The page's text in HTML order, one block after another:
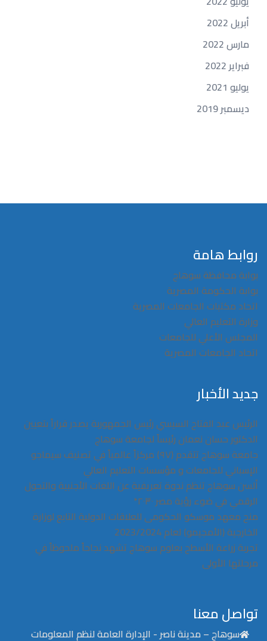
أبريل 2022
مارس 2022
فبراير 2022
يوليو 2021
ديسمبر 2019
روابط هامة
بوابة محافظة سوهاج
بوابة الحكومة المصرية
اتحاد مكتبات الجامعات المصرية
وزارة التعليم العالي
المجلس الأعلي للجامعات
اتحاد الجامعات المصرية
جديد الأخبار
الرئيس عبد الفتاح السيسي رئيس الجمهوربة يصدر قراراً بتعيين
الدكتور حسان نعمان رئيساً لجامعة سوهاج
جامعة سوهاج تتقدم (٩٧) مركزاً عالمياً في تصنيف سيماجو
الإسباني للجامعات و مؤسسات التعليم العالي
ألسن سوهاج تنظم ندوة تعريفية عن اللغات الأجنبية والتحول
الرقمي في ضوء رؤية مصر ٢٠٣٠*
منح معهد موسكو الحكومى للعلاقات الدولية التابع لوزارة
الخارجية (الأمجيمو) لعام 2023/2024
تجربة زراعة الأسطح بعلوم سوهاج تشهد نجاحاً ملحوظاً في
مرحلتها الأولى
تواصل معنا
سوهاج – مدينة ناصر - الإدارة العامة لنظم المعلومات